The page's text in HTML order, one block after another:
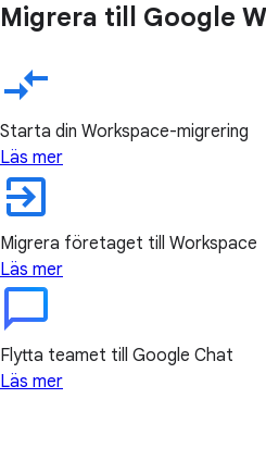
Migrera till Google
Starta din Workspace-migrering
Läs mer
Migrera företaget till Workspace
Läs mer
Flytta teamet till Google Chat
Läs mer